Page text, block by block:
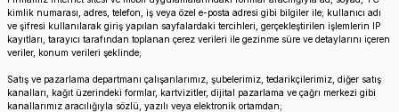
kimlik numarası, adres, telefon, iş veya özel e-posta adresi gibi bilgiler ile; kullanıcı adı
ve şifresi kullanılarak giriş yapılan sayfalardaki tercihleri, gerçekleştirilen işlemlerin IP
kayıtları, tarayıcı tarafından toplanan çerez verileri ile gezinme süre ve detaylarını içeren
veriler, konum verileri şeklinde;
Satış ve pazarlama departmanı çalışanlarımız, şubelerimiz, tedarikçilerimiz, diğer satış
kanalları, kağıt üzerindeki formlar, kartvizitler, dijital pazarlama ve çağrı merkezi gibi
kanallarımız aracılığıyla sözlü, yazılı veya elektronik ortamdan;